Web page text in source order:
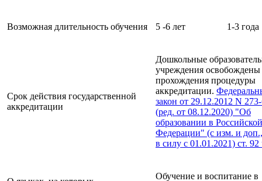
Возможная длительность обучения 5 -6 лет 1-3 года
Срок действия государственной
аккредитации
Дошкольные
учреждения освобождены
прохождения процедуры
аккредитации.
закон от 29.12.2012 N
(ред. от 08.12.2020) "Об
образовании в Российской
Федерации" (с изм. и
в силу с 01.01.2021) ст.
Обучение и воспитание в